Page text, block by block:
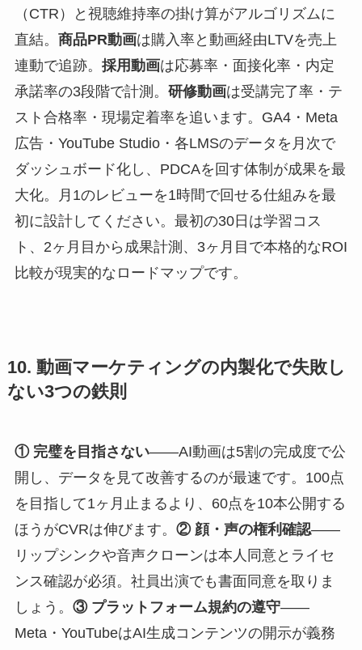
（CTR）と視聴維持率の掛け算がアルゴリズムに
直結。 商品PR動画は購入率と動画経由LTVを売上
連動で追跡。 採用動画は応募率・面接化率・内定
承諾率の3段階で計測。 研修動画は受講完了率・テ
スト合格率・現場定着率を追います。GA4・Meta
広告・YouTube Studio・各LMSのデータを月次で
ダッシュボード化し、PDCAを回す体制が成果を最
大化。月1のレビューを1時間で回せる仕組みを最
初に設計してください。最初の30日は学習コス
ト、2ヶ月目から成果計測、3ヶ月目で本格的なROI
比較が現実的なロードマップです。
10. 動画マーケティングの内製化で失敗し
ない3つの鉄則
① 完璧を目指さない——AI動画は5割の完成度で公
開し、データを見て改善するのが最速です。100点
を目指して1ヶ月止まるより、60点を10本公開する
ほうがCVRは伸びます。 ② 顔・声の権利確認——
リップシンクや音声クローンは本人同意とライセ
ンス確認が必須。社員出演でも書面同意を取りま
しょう。 ③ プラットフォーム規約の遵守——
Meta・YouTubeはAI生成コンテンツの開示が義務